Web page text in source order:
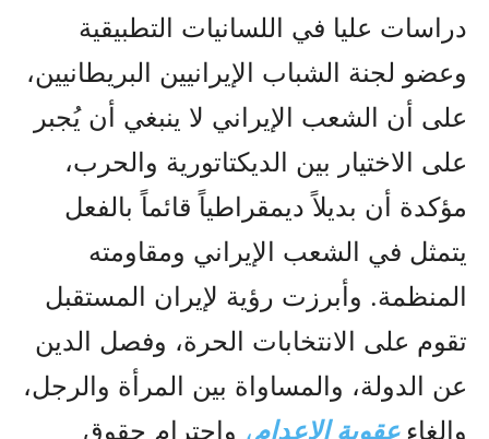
دراسات عليا في اللسانيات التطبيقية
وعضو لجنة الشباب الإيرانيين البريطانيين،
على أن الشعب الإيراني لا ينبغي أن يُجبر
على الاختيار بين الديكتاتورية والحرب،
مؤكدة أن بديلاً ديمقراطياً قائماً بالفعل
يتمثل في الشعب الإيراني ومقاومته
المنظمة. وأبرزت رؤية لإيران المستقبل
تقوم على الانتخابات الحرة، وفصل الدين
عن الدولة، والمساواة بين المرأة والرجل،
وإلغاء عقوبة الإعدام، واحترام حقوق